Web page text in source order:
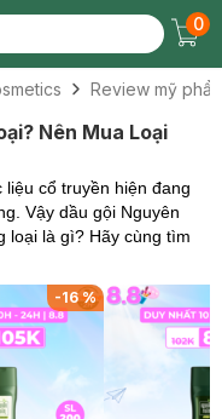
0
Review mỹ
Nên Mua Loại
cổ truyền hiện đang
Vậy dầu gội Nguyên
loại là gì? Hãy cùng tìm
-16%